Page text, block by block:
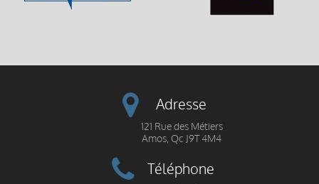
Adresse
121 Rue des Métiers
Amos, Qc J9T 4M4
Téléphone